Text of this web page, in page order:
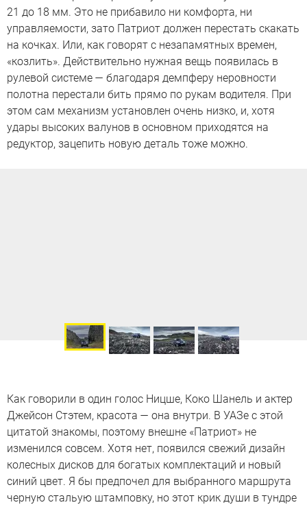
21 до 18 мм. Это не прибавило ни комфорта, ни
управляемости, зато Патриот должен перестать скакать
на кочках. Или, как говорят с незапамятных времен,
«козлить». Действительно нужная вещь появилась в
рулевой системе — благодаря демпферу неровности
полотна перестали бить прямо по рукам водителя. При
этом сам механизм установлен очень низко, и, хотя
удары высоких валунов в основном приходятся на
редуктор, зацепить новую деталь тоже можно.
Как говорили в один голос Ницше, Коко Шанель и актер
Джейсон Стэтем, красота — она внутри. В УАЗе с этой
цитатой знакомы, поэтому внешне «Патриот» не
изменился совсем. Хотя нет, появился свежий дизайн
колесных дисков для богатых комплектаций и новый
синий цвет. Я бы предпочел для выбранного маршрута
черную стальую штамповку, но этот крик души в тундре